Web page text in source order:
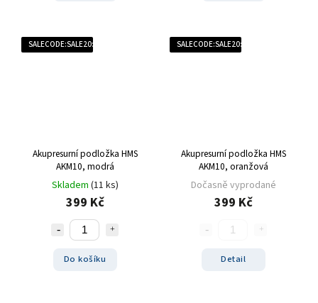
SALECODE:SALE20:20:%
Akupresurní podložka HMS
AKM10, modrá
Skladem (11 ks)
399 Kč
Do košíku
SALECODE:SALE20:20:%
Akupresurní podložka HMS
AKM10, oranžová
Dočasně vyprodané
399 Kč
Detail